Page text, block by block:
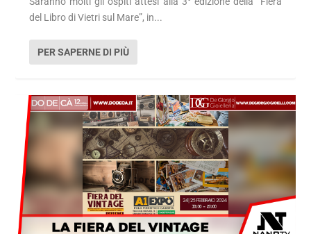
del Libro di Vietri sul Mare”, in...
PER SAPERNE DI PIÙ